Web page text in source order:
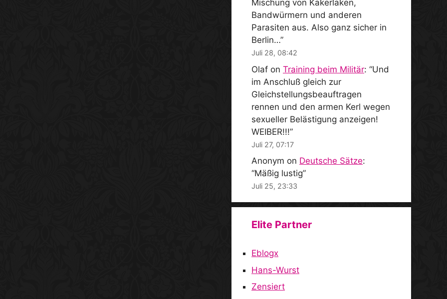
Mischung von Kakerlaken,
Bandwürmern und anderen
Parasiten aus. Also ganz sicher in
Berlin…”
Juli 28, 08:42
Olaf on Training beim Militär: “Und
im Anschluß gleich zur
Gleichstellungsbeauftragen
rennen und den armen Kerl wegen
sexueller Belästigung anzeigen!
WEIBER!!!”
Juli 27, 07:17
Anonym on Deutsche Sätze:
“Mäßig lustig”
Juli 25, 23:33
Elite Partner
Eblogx
Hans-Wurst
Zensiert